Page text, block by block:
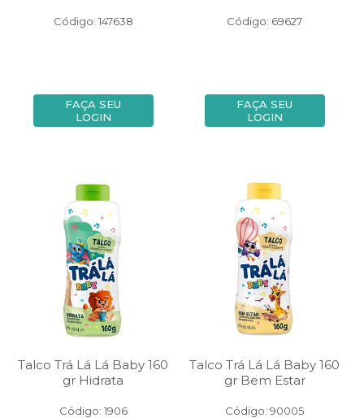
Código: 147638
FAÇA SEU
LOGIN
Código: 69627
FAÇA SEU
LOGIN
Talco Trá Lá Lá Baby 160
gr Hidrata
Código: 1906
Talco Trá Lá Lá Baby 160
gr Bem Estar
Código: 90005